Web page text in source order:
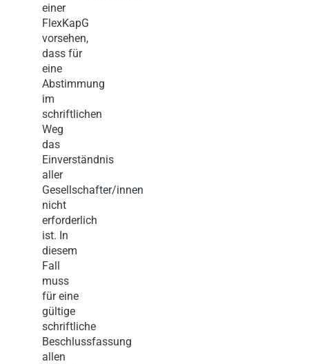
einer
FlexKapG
vorsehen,
dass für
eine
Abstimmung
im
schriftlichen
Weg
das
Einverständnis
aller
Gesellschafter/innen
nicht
erforderlich
ist. In
diesem
Fall
muss
für eine
gültige
schriftliche
Beschlussfassung
allen